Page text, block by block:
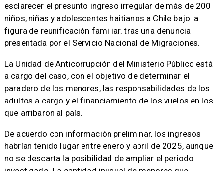
esclarecer el presunto ingreso irregular de más de 200
niños, niñas y adolescentes haitianos a Chile bajo la
figura de reunificación familiar, tras una denuncia
presentada por el Servicio Nacional de Migraciones.
La Unidad de Anticorrupción del Ministerio Público está
a cargo del caso, con el objetivo de determinar el
paradero de los menores, las responsabilidades de los
adultos a cargo y el financiamiento de los vuelos en los
que arribaron al país.
De acuerdo con información preliminar, los ingresos
habrían tenido lugar entre enero y abril de 2025, aunque
no se descarta la posibilidad de ampliar el periodo